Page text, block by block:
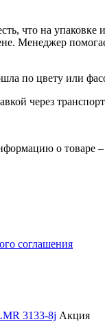
что на
Менеджер
по цвету или
через
о товаре
соглашения
Акция